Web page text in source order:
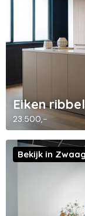
Eiken
23.500,-
Bekijk in Zwaag